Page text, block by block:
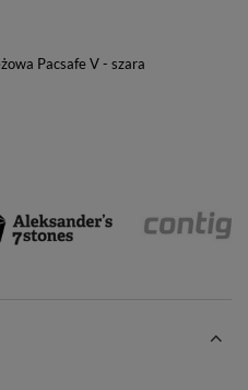
Pacsafe V - szara